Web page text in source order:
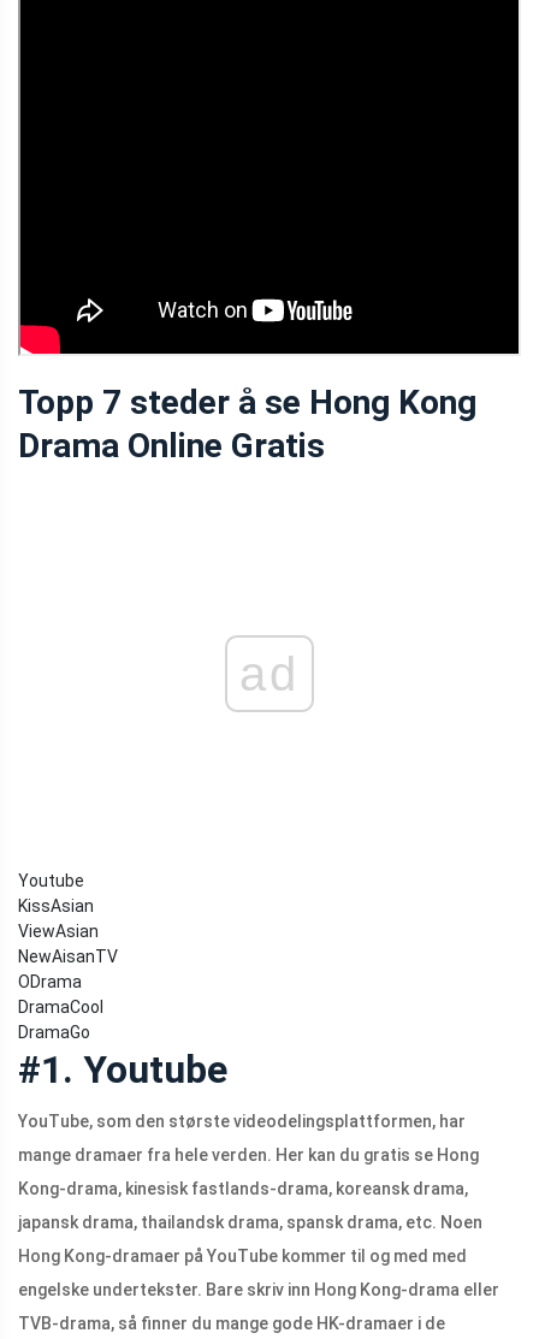
Topp 7 steder å se Hong Kong
Drama Online Gratis
ad
Youtube
KissAsian
ViewAsian
NewAisanTV
ODrama
DramaCool
DramaGo
#1. Youtube
YouTube, som den største videodelingsplattformen, har
mange dramaer fra hele verden. Her kan du gratis se Hong
Kong-drama, kinesisk fastlands-drama, koreansk drama,
japansk drama, thailandsk drama, spansk drama, etc. Noen
Hong Kong-dramaer på YouTube kommer til og med med
engelske undertekster. Bare skriv inn Hong Kong-drama eller
TVB-drama, så finner du mange gode HK-dramaer i de